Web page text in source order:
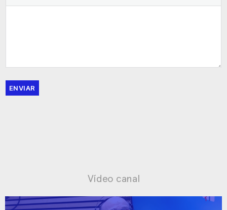
ENVIAR
Vídeo canal